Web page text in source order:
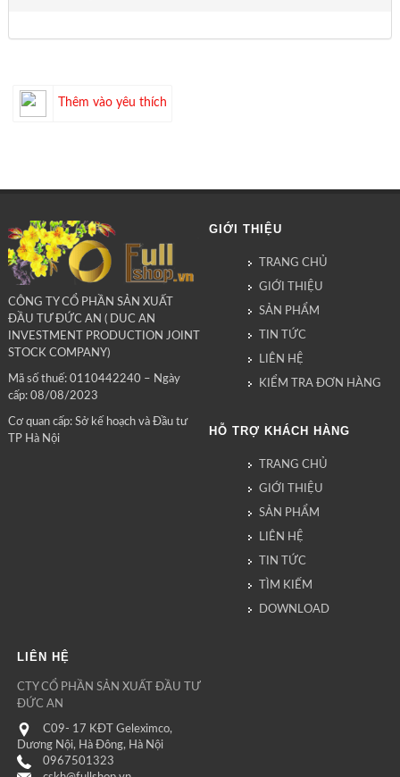
Thêm vào yêu thích
CÔNG TY CỔ PHẦN SẢN XUẤT
ĐẦU TƯ ĐỨC AN ( DUC AN
INVESTMENT PRODUCTION JOINT
STOCK COMPANY)
Mã số thuế: 0110442240 – Ngày
cấp: 08/08/2023
Cơ quan cấp: Sở kế hoạch và Đầu tư
TP Hà Nội
GIỚI THIỆU
TRANG CHỦ
GIỚI THIỆU
SẢN PHẨM
TIN TỨC
LIÊN HỆ
KIỂM TRA ĐƠN HÀNG
HỖ TRỢ KHÁCH HÀNG
TRANG CHỦ
GIỚI THIỆU
SẢN PHẨM
LIÊN HỆ
TIN TỨC
TÌM KIẾM
DOWNLOAD
LIÊN HỆ
CTY CỔ PHẦN SẢN XUẤT ĐẦU TƯ
ĐỨC AN
C09- 17 KĐT Geleximco,
Dương Nội, Hà Đông, Hà Nội
0967501323